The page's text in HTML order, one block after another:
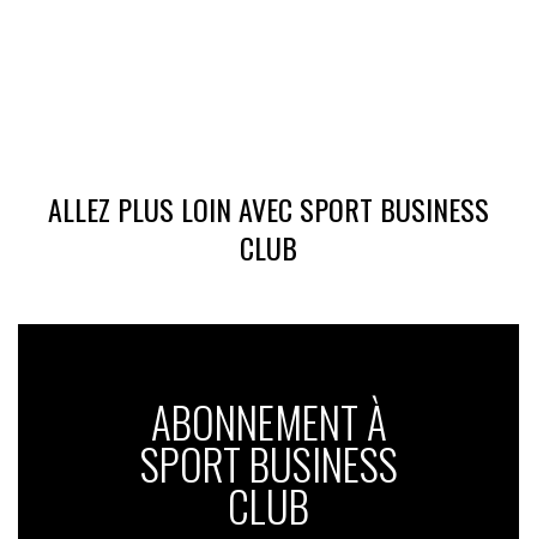
ALLEZ PLUS LOIN AVEC SPORT BUSINESS
CLUB
ABONNEMENT À
SPORT BUSINESS
CLUB